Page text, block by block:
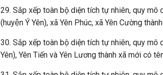
29. Sắp xếp toàn bộ diện tích tự nhiên, quy mô
(huyện Ý Yên), xã Yên Phúc, xã Yên Cường
30. Sắp xếp toàn bộ diện tích tự nhiên, quy mô
Yên), Yên Tiến và Yên Lương thành xã mới có